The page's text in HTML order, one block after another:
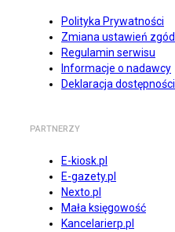
Polityka Prywatności
Zmiana ustawień zgód
Regulamin serwisu
Informacje o nadawcy
Deklaracja dostępności
PARTNERZY
E-kiosk.pl
E-gazety.pl
Nexto.pl
Mała księgowość
Kancelarierp.pl